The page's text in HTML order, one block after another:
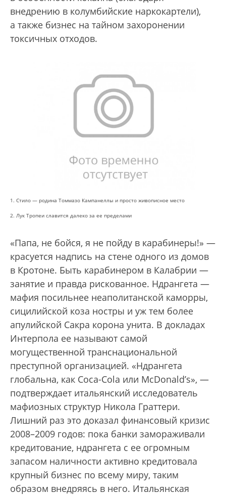
внедрению в колумбийские наркокартели),
а также бизнес на тайном захоронении
токсичных отходов.
1. Стило — родина Томмазо Кампанеллы и просто живописное место
2. Лук Тропеи славится далеко за ее пределами
«Папа, не бойся, я не пойду в карабинеры!» —
красуется надпись на стене одного из домов
в Кротоне. Быть карабинером в Калабрии —
занятие и правда рискованное. Ндрангета —
мафия посильнее неаполитанской каморры,
сицилийской коза ностры и уж тем более
апулийской Сакра корона унита. В докладах
Интерпола ее называют самой
могущественной транснациональной
преступной организацией. «Ндрангета
глобальна, как Coca-Cola или McDonald’s», —
подтверждает итальянский исследователь
мафиозных структур Никола Граттери.
Лишний раз это доказал финансовый кризис
2008–2009 годов: пока банки замораживали
кредитование, ндрангета с ее огромным
запасом наличности активно кредитовала
крупный бизнес по всему миру, таким
образом внедряясь в него. Итальянская